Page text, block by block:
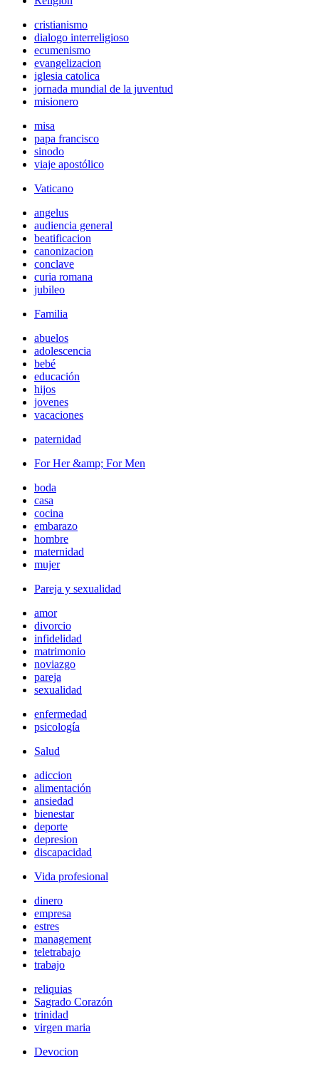
cristianismo
dialogo interreligioso
ecumenismo
evangelizacion
iglesia catolica
jornada mundial de la juventud
misionero
misa
papa francisco
sinodo
viaje apostólico
Vaticano
angelus
audiencia general
beatificacion
canonizacion
conclave
curia romana
jubileo
Familia
abuelos
adolescencia
bebé
educación
hijos
jovenes
vacaciones
paternidad
For Her &amp; For Men
boda
casa
cocina
embarazo
hombre
maternidad
mujer
Pareja y sexualidad
amor
divorcio
infidelidad
matrimonio
noviazgo
pareja
sexualidad
enfermedad
psicología
Salud
adiccion
alimentación
ansiedad
bienestar
deporte
depresion
discapacidad
Vida profesional
dinero
empresa
estres
management
teletrabajo
trabajo
reliquias
Sagrado Corazón
trinidad
virgen maria
Devocion